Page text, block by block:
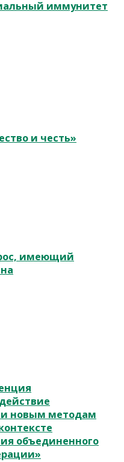
иммунитет
и честь»
имеющий
и новым методам
объединенного